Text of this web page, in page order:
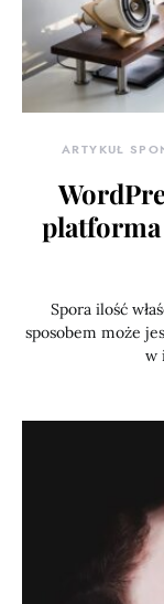
ARTYKUŁ
Spora ilość
sposobem może
w